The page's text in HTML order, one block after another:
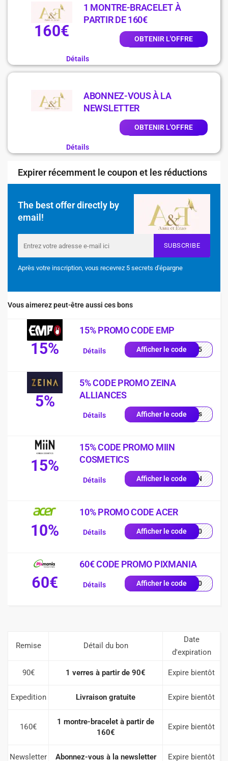
160€
1 MONTRE-BRACELET À
PARTIR DE 160€
OBTENIR L'OFFRE
Détails
ABONNEZ-VOUS À LA
NEWSLETTER
OBTENIR L'OFFRE
Détails
Expirer récemment le coupon et les réductions
The best offer directly by
email!
SUBSCRIBE
Après votre inscription, vous recevrez 5 secrets d'épargne
Vous aimerez peut-être aussi ces bons
15%
15% PROMO CODE EMP
Afficher le codees15
Détails
5%
5% CODE PROMO ZEINA
ALLIANCES
Afficher le codequis
Détails
15%
15% CODE PROMO MIIN
COSMETICS
Afficher le codeMIIN
Détails
10%
10% PROMO CODE ACER
Afficher le codeVE10
Détails
60€
60€ CODE PROMO PIXMANIA
Afficher le codeAL60
Détails
Remise Détail du bon
Date
d'expiration
90€ 1 verres à partir de 90€ Expire bientôt
Expedition Livraison gratuite Expire bientôt
160€
1 montre-bracelet à partir de
160€
Expire bientôt
Newsletter Abonnez-vous à la newsletter Expire bientôt